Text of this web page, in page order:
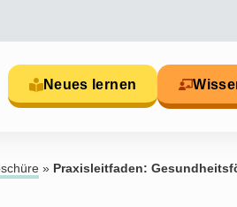
Neues lernen
» Praxisleitfaden: